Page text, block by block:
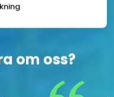
om oss?